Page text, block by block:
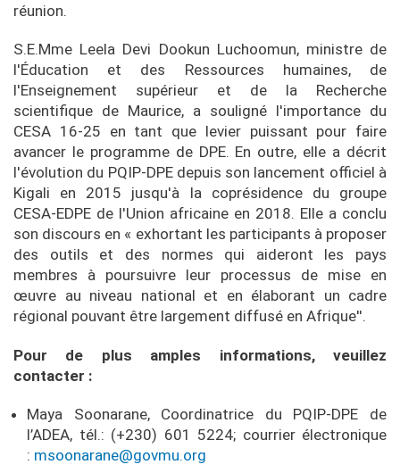
réunion.
S.E.Mme Leela Devi Dookun Luchoomun, ministre de
l'Éducation et des Ressources humaines, de
l'Enseignement supérieur et de la Recherche
scientifique de Maurice, a souligné l'importance du
CESA 16-25 en tant que levier puissant pour faire
avancer le programme de DPE. En outre, elle a décrit
l'évolution du PQIP-DPE depuis son lancement officiel à
Kigali en 2015 jusqu'à la coprésidence du groupe
CESA-EDPE de l'Union africaine en 2018. Elle a conclu
son discours en « exhortant les participants à proposer
des outils et des normes qui aideront les pays
membres à poursuivre leur processus de mise en
œuvre au niveau national et en élaborant un cadre
régional pouvant être largement diffusé en Afrique''.
Pour de plus amples informations, veuillez
contacter :
Maya Soonarane, Coordinatrice du PQIP-DPE de
l’ADEA, tél.: (+230) 601 5224; courrier électronique
: msoonarane@govmu.org